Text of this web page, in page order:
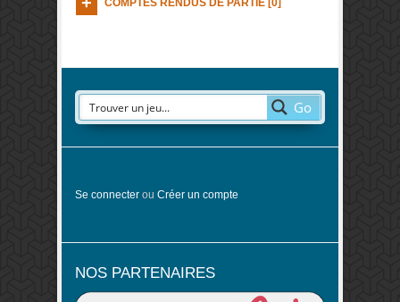
COMPTES RENDUS DE PARTIE [0]
Go
Se connecter ou Créer un compte
NOS PARTENAIRES